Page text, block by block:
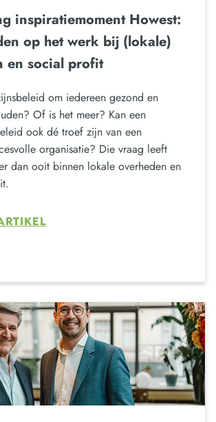
inspiratiemoment Howest:
op het werk bij (lokale)
en social profit
om iedereen gezond en
Of is het meer? Kan een
ook dé troef zijn van een
organisatie? Die vraag leeft
dan ooit binnen lokale overheden en